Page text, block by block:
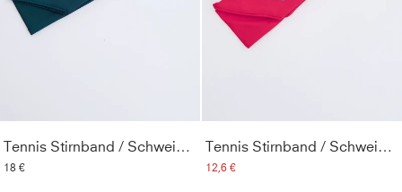
Tennis Stirnband / Schweißband, petrol grün
18 €
Tennis Stirnband / Schweißband, pink
12,6 €